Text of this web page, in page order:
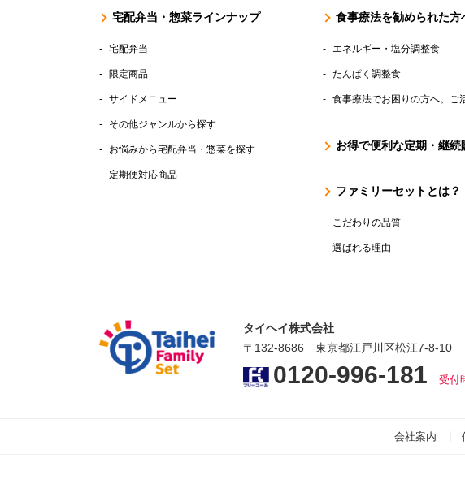
宅配弁当・惣菜ラインナップ
宅配弁当
限定商品
サイドメニュー
その他ジャンルから探す
お悩みから宅配弁当・惣菜を探す
定期便対応商品
食事療法を勧められた方
エネルギー・塩分調整食
たんぱく調整食
食事療法でお困りの方へ。ご
お得で便利な定期・継続
ファミリーセットとは？
こだわりの品質
選ばれる理由
タイヘイ株式会社
〒132-8686 東京都江戸川区松江7-8-10
0120-996-181 受付
会社案内